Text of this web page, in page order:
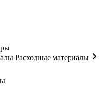
Расходные материалы